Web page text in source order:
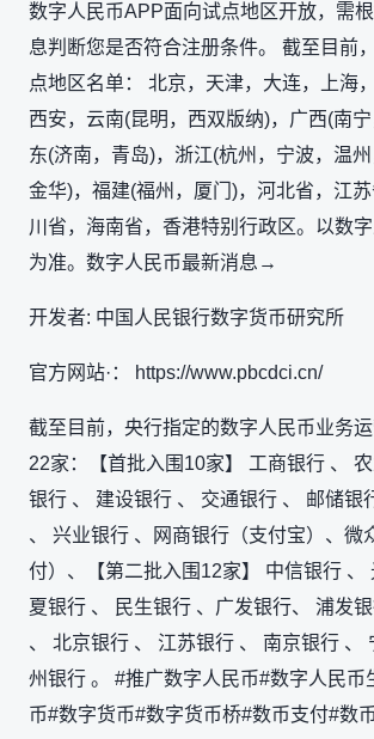
数字人民币APP面向试点地区开放，需
息判断您是否符合注册条件。 截至目前
点地区名单： 北京，天津，大连，上海
西安，云南(昆明，西双版纳)，广西(南
东(济南，青岛)，浙江(杭州，宁波，温州
金华)，福建(福州，厦门)，河北省，江
川省，海南省，香港特别行政区。以数
为准。数字人民币最新消息→
开发者: 中国人民银行数字货币研究所
官方网站·： https://www.pbcdci.cn/
截至目前，央行指定的数字人民币业务
22家：【首批入围10家】 工商银行 、
银行 、 建设银行 、 交通银行 、 邮储银
、 兴业银行 、网商银行（支付宝）、微
付）、【第二批入围12家】 中信银行 、
夏银行 、 民生银行 、广发银行、 浦发
、 北京银行 、 江苏银行 、 南京银行 、
州银行 。 #推广数字人民币#数字人民币
币#数字货币#数字货币桥#数币支付#数